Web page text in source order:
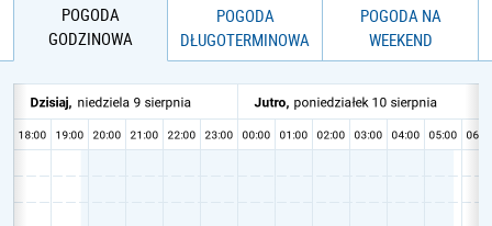
POGODA
GODZINOWA
POGODA
DŁUGOTERMINOWA
POGODA NA
WEEKEND